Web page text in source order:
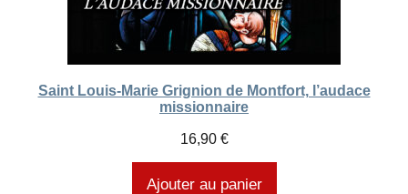
Saint Louis-Marie Grignion de Montfort, l’audace
missionnaire
16,90 €
Ajouter au panier